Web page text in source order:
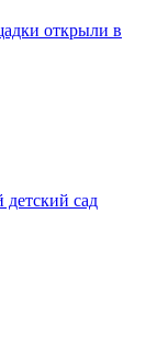
открыли в
сад